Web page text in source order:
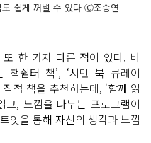
쉽게 꺼낼 수 있다 Ⓒ조송연
또 한 가지 다른 점이 있다. 바
책쉼터 책’, ‘시민 북 큐레이
접 책을 추천하는데, '함께 읽
, 느낌을 나누는 프로그램이
잇을 통해 자신의 생각과 느낌